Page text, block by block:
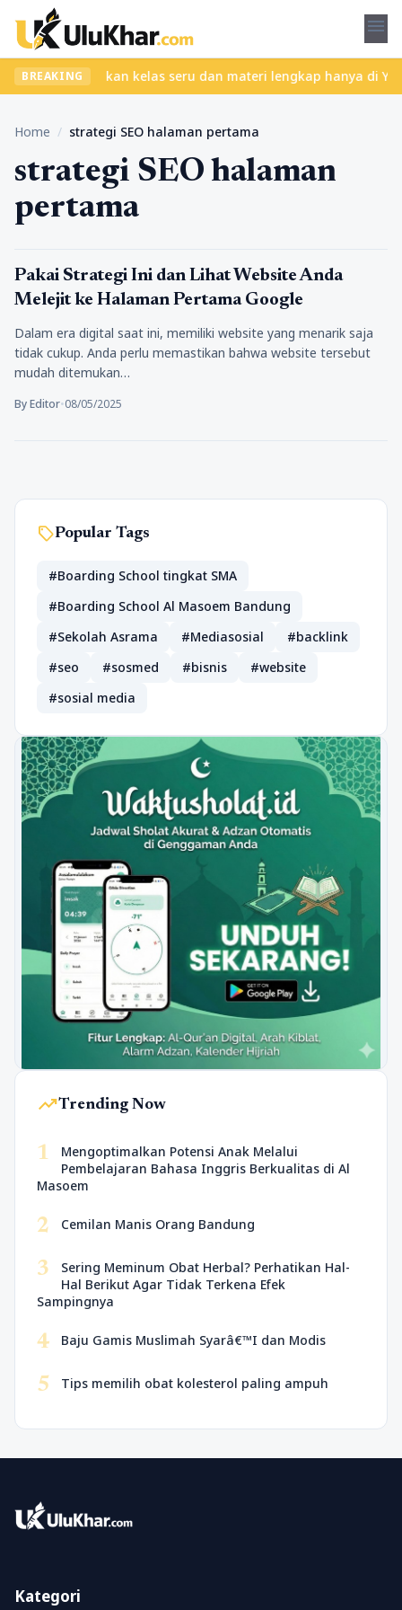
menu
BREAKING
Temukan kelas seru dan materi lengkap hanya di
Home / strategi SEO halaman pertama
strategi SEO halaman
pertama
Tips Marketing
Pakai Strategi Ini dan Lihat Website Anda
Melejit ke Halaman Pertama Google
Dalam era digital saat ini, memiliki website yang menarik saja
tidak cukup. Anda perlu memastikan bahwa website tersebut
mudah ditemukan…
By Editor•08/05/2025
sellPopular Tags
#Boarding School tingkat SMA
#Boarding School Al Masoem Bandung
#Sekolah Asrama
#Mediasosial
#backlink
#seo
#sosmed #bisnis
#website
#sosial media
trending_upTrending Now
1
Mengoptimalkan Potensi Anak Melalui
Pembelajaran Bahasa Inggris Berkualitas di Al
Masoem
2 Cemilan Manis Orang Bandung
3
Sering Meminum Obat Herbal? Perhatikan Hal-
Hal Berikut Agar Tidak Terkena Efek
Sampingnya
4 Baju Gamis Muslimah Syarâ€™I dan Modis
5 Tips memilih obat kolesterol paling ampuh
Kategori